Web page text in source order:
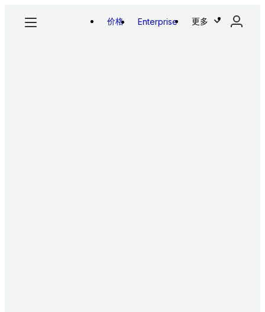
价格 Enterprise 更多